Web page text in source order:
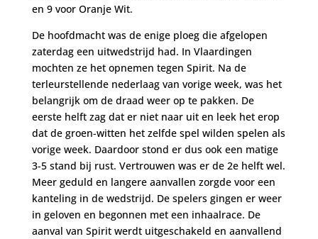
en 9 voor Oranje Wit.
De hoofdmacht was de enige ploeg die afgelopen
zaterdag een uitwedstrijd had. In Vlaardingen
mochten ze het opnemen tegen Spirit. Na de
terleurstellende nederlaag van vorige week, was het
belangrijk om de draad weer op te pakken. De
eerste helft zag dat er niet naar uit en leek het erop
dat de groen-witten het zelfde spel wilden spelen als
vorige week. Daardoor stond er dus ook een matige
3-5 stand bij rust. Vertrouwen was er de 2e helft wel.
Meer geduld en langere aanvallen zorgde voor een
kanteling in de wedstrijd. De spelers gingen er weer
in geloven en begonnen met een inhaalrace. De
aanval van Spirit werdt uitgeschakeld en aanvallend